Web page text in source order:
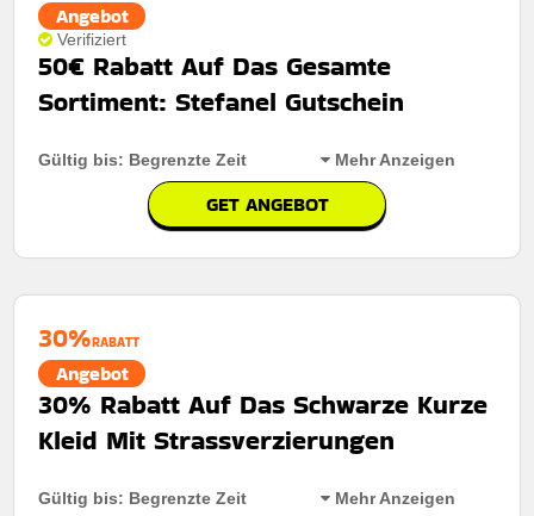
Angebot
Verifiziert
50€ Rabatt Auf Das Gesamte
Sortiment: Stefanel Gutschein
Gültig bis: Begrenzte Zeit Mehr Anzeigen
GET ANGEBOT
Mindestkaufbetrag:Bestellungen über 150€
Berechtigung:
Art des Angebots:
Kumulierbar:Nicht mit anderen angeboten
kombinierbar
auf der website des händlers
30%RABATT
Angebot
30% Rabatt Auf Das Schwarze Kurze
Kleid Mit Strassverzierungen
Gültig bis: Begrenzte Zeit Mehr Anzeigen